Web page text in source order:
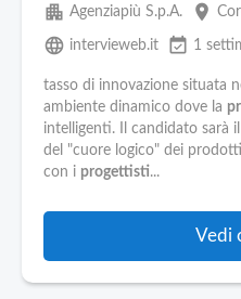
apartment Agenziapiù S.p.A. place
language intervieweb.it event_available 1
tasso di innovazione situata
ambiente dinamico dove la
intelligenti. Il candidato sarà
del "cuore logico" dei
con i progettisti...
Vedi